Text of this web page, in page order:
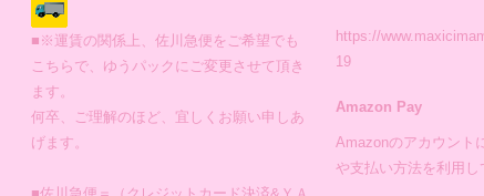
■※運賃の関係上、佐川急便をご希望でも
こちらで、ゆうパックにご変更させて頂き
ます。
何卒、ご理解のほど、宜しくお願い申しあ
げます。
https://
19
Amazon Pay
Amazonのアカウント
や支払い方法を利用し